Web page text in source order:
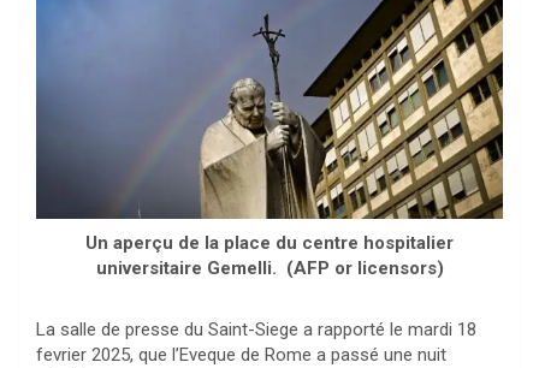
Un aperçu de la place du centre hospitalier
universitaire Gemelli. (AFP or licensors)
La salle de presse du Saint-Siege a rapporté le mardi 18
fevrier 2025, que l’Eveque de Rome a passé une nuit